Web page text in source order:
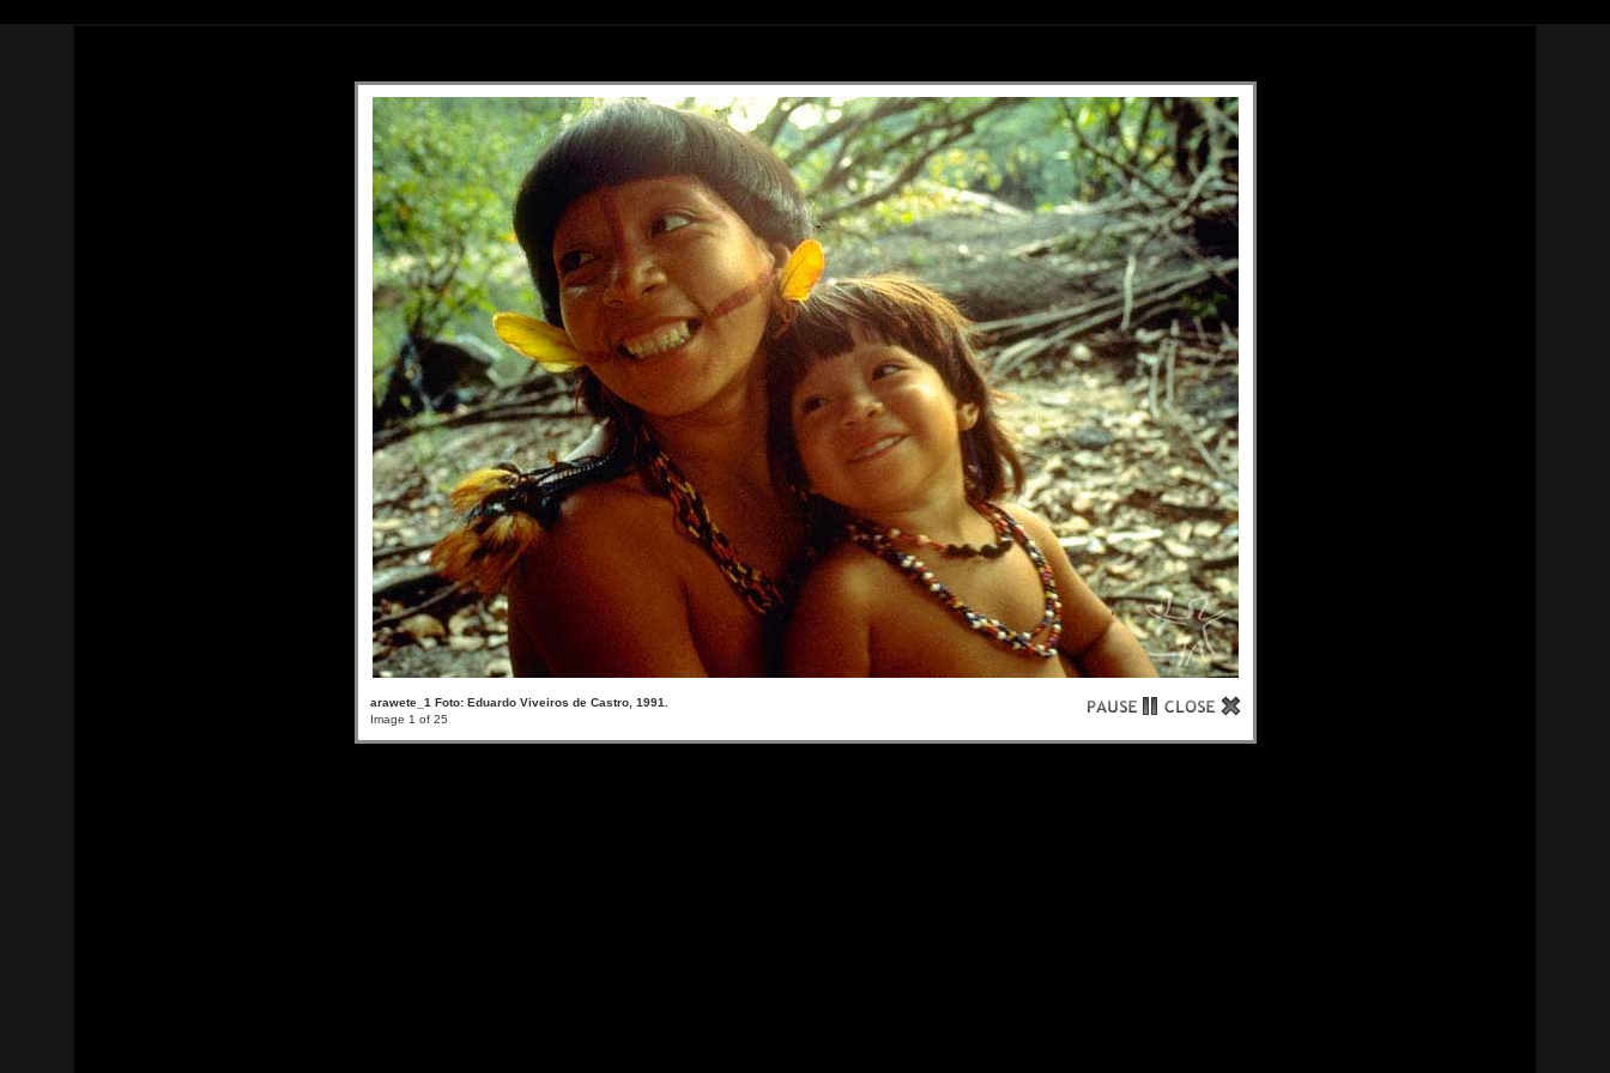
arawete_1 Foto: Eduardo Viveiros de Castro, 1991.
Image 1 of 25